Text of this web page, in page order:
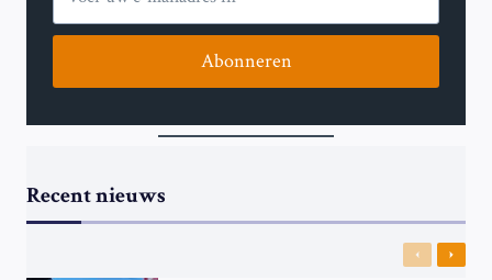
Abonneren
Recent nieuws
Previous
Next